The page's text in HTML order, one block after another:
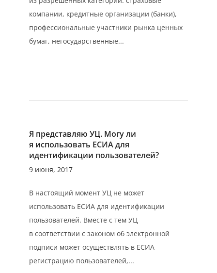
компании, кредитные организации (банки),
профессиональные участники рынка ценных
бумаг, негосударственные...
Я представляю УЦ. Могу ли
я использовать ЕСИА для
идентификации пользователей?
9 июня, 2017
В настоящий момент УЦ не может
использовать ЕСИА для идентификации
пользователей. Вместе с тем УЦ
в соответствии с законом об электронной
подписи может осуществлять в ЕСИА
регистрацию пользователей,...